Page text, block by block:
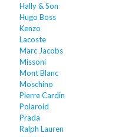
Hally & Son
Hugo Boss
Kenzo
Lacoste
Marc Jacobs
Missoni
Mont Blanc
Moschino
Pierre Cardin
Polaroid
Prada
Ralph Lauren